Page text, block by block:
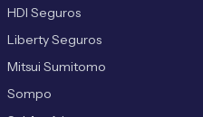
HDI Seguros
Liberty Seguros
Mitsui Sumitomo
Sompo